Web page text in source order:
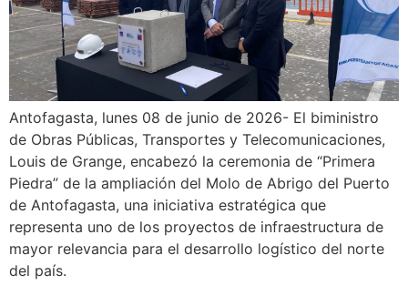
Antofagasta, lunes 08 de junio de 2026- El biministro
de Obras Públicas, Transportes y Telecomunicaciones,
Louis de Grange, encabezó la ceremonia de “Primera
Piedra” de la ampliación del Molo de Abrigo del Puerto
de Antofagasta, una iniciativa estratégica que
representa uno de los proyectos de infraestructura de
mayor relevancia para el desarrollo logístico del norte
del país.